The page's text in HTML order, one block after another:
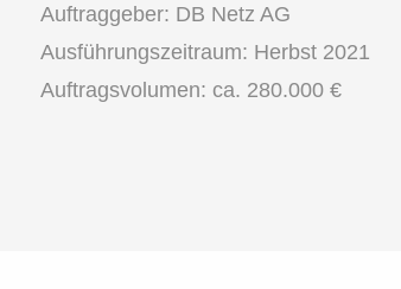
Auftraggeber: DB Netz AG
Ausführungszeitraum: Herbst 2021
Auftragsvolumen: ca. 280.000 €